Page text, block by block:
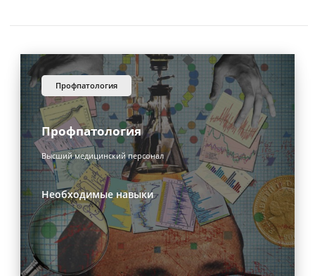
профпатология
Профпатология
Высший медицинский персонал
Необходимые навыки